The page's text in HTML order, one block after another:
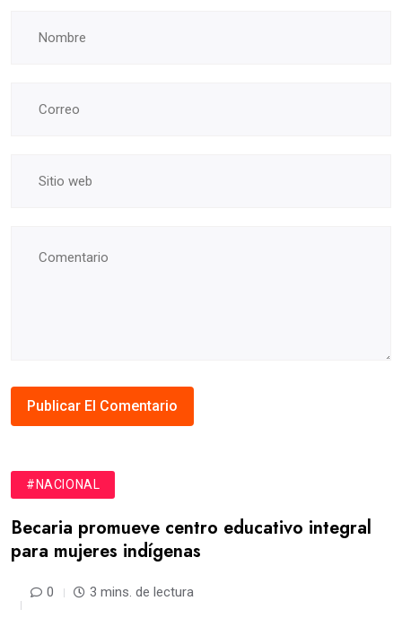
#NACIONAL
Becaria promueve centro educativo integral
para mujeres indígenas
0 3 mins. de lectura